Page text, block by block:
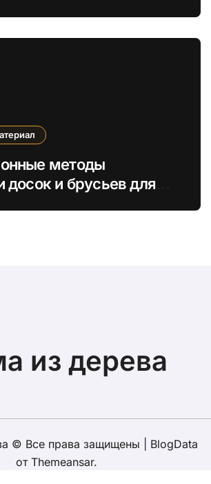
методы
досок и брусьев для
из дерева
© Все права защищены
BlogData
от Themeansar.